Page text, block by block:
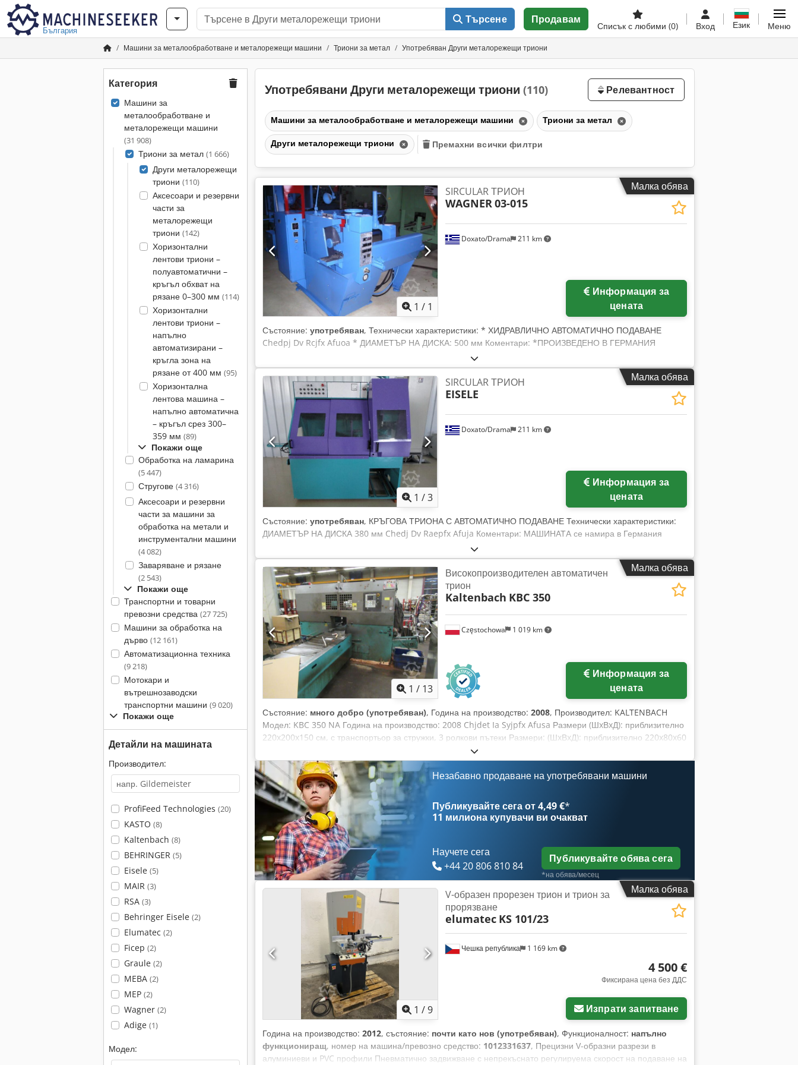
България
Търсене Продавам
Списък с любими (0) Вход Език Меню
Машини за металообработване и металорежещи машини Триони за метал Употребяван Други металорежещи триони
Категория
Машини за
металообработване и
металорежещи машини
(31 908)
Триони за метал (1 666)
Други металорежещи
триони (110)
Аксесоари и резервни
части за
металорежещи
триони (142)
Хоризонтални
лентови триони –
полуавтоматични –
кръгъл обхват на
рязане 0–300 мм (114)
Хоризонтални
лентови триони –
напълно
автоматизирани –
кръгла зона на
рязане от 400 мм (95)
Хоризонтална
лентова машина –
напълно автоматична
– кръгъл срез 300–
359 мм (89)
Покажи още
Обработка на ламарина
(5 447)
Стругове (4 316)
Аксесоари и резервни
части за машини за
обработка на метали и
инструментални машини
(4 082)
Заваряване и рязане
(2 543)
Покажи още
Транспортни и товарни
превозни средства (27 725)
Машини за обработка на
дърво (12 161)
Автоматизационна техника
(9 218)
Мотокари и
вътрешнозаводски
транспортни машини (9 020)
Покажи още
Детайли на машината
Производител:
ProfiFeed Technologies (20)
KASTO (8)
Kaltenbach (8)
BEHRINGER (5)
Eisele (5)
MAIR (3)
RSA (3)
Behringer Eisele (2)
Elumatec (2)
Ficep (2)
Graule (2)
MEBA (2)
MEP (2)
Wagner (2)
Adige (1)
Модел:
Употребявани Други металорежещи триони (110) Релевантност
Машини за металообработване и металорежещи машини Триони за метал
Други металорежещи триони Премахни всички филтри
Малка обява
Заявете още снимки
1 / 1
Doxato/Drama 211 km
SIRCULAR ТРИОН
WAGNER03-015
цената
Състояние: употребяван, Технически характеристики: * ХИДРАВЛИЧНО АВТОМАТИЧНО ПОДАВАНЕ
Chedpj Dv Rcjfx Afuoa * ДИАМЕТЪР НА ДИСКА: 500 мм Коментари: *ПРОИЗВЕДЕНО В ГЕРМАНИЯ
Малка обява
1 /3
Doxato/Drama 211 km
SIRCULAR ТРИОН
EISELE
цената
Състояние: употребяван, КРЪГОВА ТРИОНА С АВТОМАТИЧНО ПОДАВАНЕ Технически характеристики:
ДИАМЕТЪР НА ДИСКА 380 мм Chedj Dv Raepfx Afuja Коментари: МАШИНАТА се намира в Германия
Малка обява
1 / 13
Częstochowa 1 019 km
Високопроизводителен автоматичен
трион
Kaltenbach KBC 350
цената
Състояние: много добро (употребяван), Година на производство: 2008, Производител: KALTENBACH
Модел: KBC 350 NA Година на производство: 2008 Chjdet Ia Syjpfx Afusa Размери (ШxВxД): приблизително
220x200x150 см, с транспортьор за стружки, 3 ролкови пътеки Размери: (ШxВxД): приблизително 220x80x60
см, 2 от тях с маса за складиране. Предлагаме също: 1. Kaltenbach KMR 100 AP 2008 (304096) 2.
Kaltenbach KBC 350 NA 2008 (304133) 3. Kasto SSB 260 VA-CNC 2002 (6510 115 305) 4. Kasto SBA 280 AU
1998 (6406 102 056) 5. Kasto HBA 420 AU 1985 6. Kasto HBA 420 AU 1995 (6019 107 306) 7. Kasto HBA 420
AU 1995 (6019 159 107) 8. Kasto, модел SSB 260 VA, година на производство 1994
Незабавно продаване на употребявани машини
Публикувайте сега от 4,49 €*
11 милиона купувачи ви очакват
Научете сега
+44 20 806 810 84
Публикувайте обява сега
*на обява/месец
Малка обява
1 /9
Чешка република 1 169 km
V-образен прорезен трион и трион за
прорязване
elumatec KS 101/23
4 500 €
Фиксирана цена без ДДС
Изпрати запитване
Година на производство: 2012, състояние: почти като нов (употребяван), Функционалност: напълно
функциониращ, номер на машина/превозно средство: 1012331637, Прецизни V-образни разрези в
алуминиеви и PVC профили Пневматично задвижване с непрекъснато регулируема скорост на подаване на